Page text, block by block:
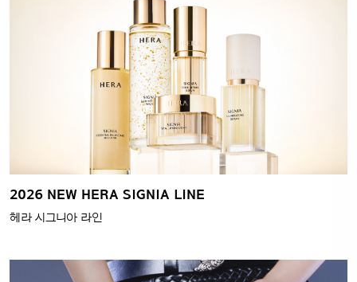
2026 NEW HERA SIGNIA LINE
헤라 시그니아 라인